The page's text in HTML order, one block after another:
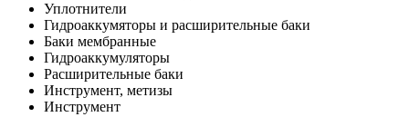
Уплотнители
Гидроаккумяторы и расширительные баки
Баки мембранные
Гидроаккумуляторы
Расширительные баки
Инструмент, метизы
Инструмент